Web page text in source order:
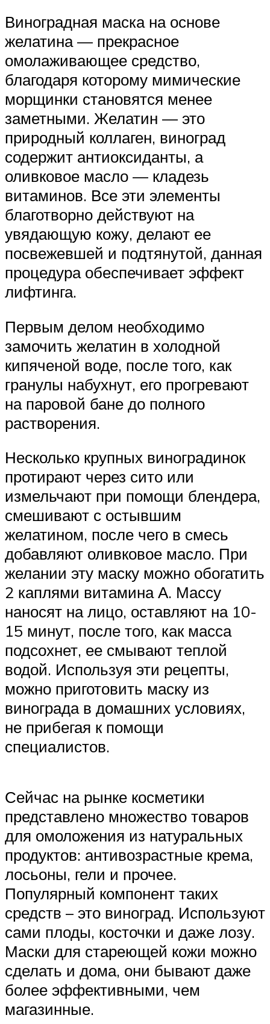
Виноградная маска на основе
желатина — прекрасное
омолаживающее средство,
благодаря которому мимические
морщинки становятся менее
заметными. Желатин — это
природный коллаген, виноград
содержит антиоксиданты, а
оливковое масло — кладезь
витаминов. Все эти элементы
благотворно действуют на
увядающую кожу, делают ее
посвежевшей и подтянутой, данная
процедура обеспечивает эффект
лифтинга.
Первым делом необходимо
замочить желатин в холодной
кипяченой воде, после того, как
гранулы набухнут, его прогревают
на паровой бане до полного
растворения.
Несколько крупных виноградинок
протирают через сито или
измельчают при помощи блендера,
смешивают с остывшим
желатином, после чего в смесь
добавляют оливковое масло. При
желании эту маску можно обогатить
2 каплями витамина А. Массу
наносят на лицо, оставляют на 10-
15 минут, после того, как масса
подсохнет, ее смывают теплой
водой. Используя эти рецепты,
можно приготовить маску из
винограда в домашних условиях,
не прибегая к помощи
специалистов.
Сейчас на рынке косметики
представлено множество товаров
для омоложения из натуральных
продуктов: антивозрастные крема,
лосьоны, гели и прочее.
Популярный компонент таких
средств – это виноград. Используют
сами плоды, косточки и даже лозу.
Маски для стареющей кожи можно
сделать и дома, они бывают даже
более эффективными, чем
магазинные.